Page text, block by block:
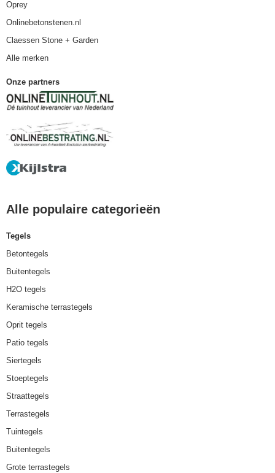
Oprey
Onlinebetonstenen.nl
Claessen Stone + Garden
Alle merken
Onze partners
Alle populaire categorieën
Tegels
Betontegels
Buitentegels
H2O tegels
Keramische terrastegels
Oprit tegels
Patio tegels
Siertegels
Stoeptegels
Straattegels
Terrastegels
Tuintegels
Buitentegels
Grote terrastegels